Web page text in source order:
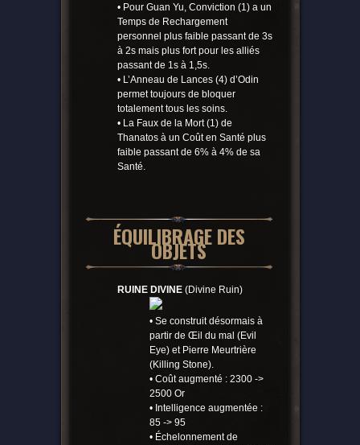
• Pour Guan Yu, Conviction (1) a un
Temps de Rechargement
personnel plus faible passant de 3s
à 2s mais plus fort pour les alliés
passant de 1s à 1,5s.
• L’Anneau de Lances (4) d’Odin
permet toujours de bloquer
totalement tous les soins.
• La Faux de la Mort (1) de
Thanatos à un Coût en Santé plus
faible passant de 6% à 4% de sa
Santé.
ÉQUILIBRAGE DES
OBJETS
RUINE DIVINE(Divine Ruin)
• Se construit désormais à
partir de Œil du mal (Evil
Eye) et Pierre Meurtrière
(Killing Stone).
• Coût augmenté : 2300 ->
2500 Or
• Intelligence augmentée :
85 -> 95
• Échelonnement de